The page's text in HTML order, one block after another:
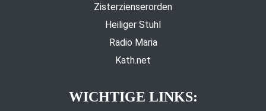
Zisterzienserorden
Heiliger Stuhl
Radio Maria
Kath.net
WICHTIGE LINKS: